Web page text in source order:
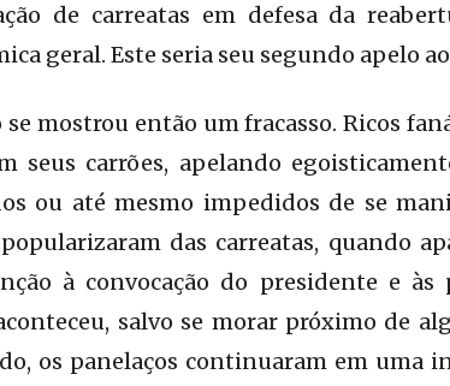
de carreatas em defesa da
geral. Este seria seu segundo apelo
mostrou então um fracasso. Ricos
seus carrões, apelando
ou até mesmo impedidos de se
das carreatas, quando
à convocação do presidente e às
salvo se morar próximo de
os panelaços continuaram em uma